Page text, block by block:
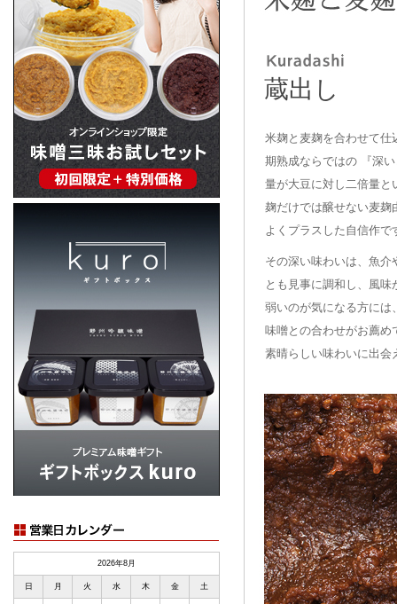
蔵出し
米麹と麦麹を合わせて仕
期熟成ならではの 『深
量が大豆に対し二倍量と
麹だけでは醸せない麦麹
よくプラスした自信作で
その深い味わいは、魚
とも見事に調和し、風
弱いのが気になる方には
味噌との合わせがお薦め
素晴らしい味わいに出会
2026年8月
日 月 火 水 木 金 土